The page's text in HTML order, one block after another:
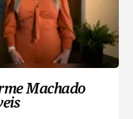
Machado